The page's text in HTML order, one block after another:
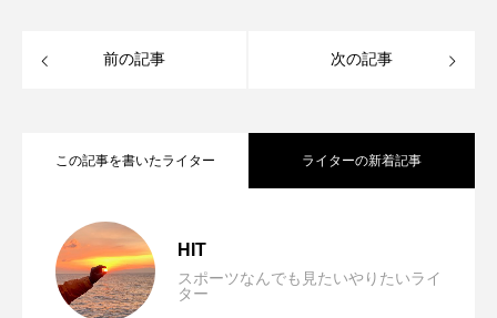
前の記事 次の記事
この記事を書いたライター ライターの新着記事
HIT
スポーツなんでも見たいやりたいライ
ター
2026.06.05
2026.05.10